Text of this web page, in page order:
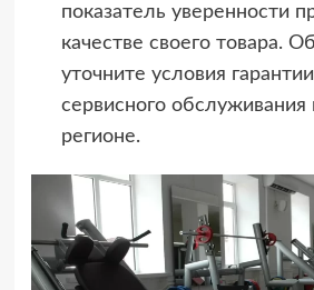
показатель уверенности
качестве своего товара.
уточните условия
сервисного
регионе.